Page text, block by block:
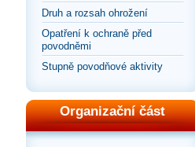
Druh a rozsah ohrožení
Opatření k ochraně před
povodněmi
Stupně povodňové aktivity
Organizační část